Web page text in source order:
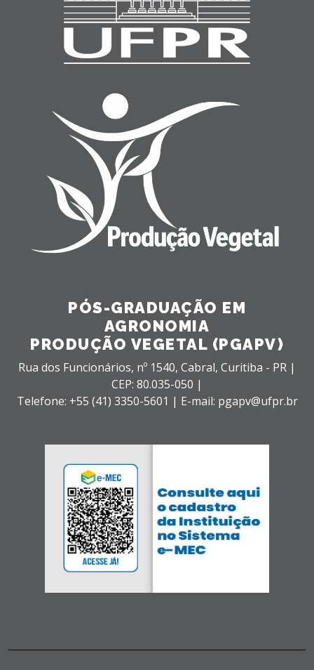
PÓS-GRADUAÇÃO EM
AGRONOMIA
PRODUÇÃO VEGETAL (PGAPV)
Rua dos Funcionários, nº 1540, Cabral, Curitiba - PR |
CEP: 80.035-050 |
Telefone: +55 (41) 3350-5601 | E-mail: pgapv@ufpr.br